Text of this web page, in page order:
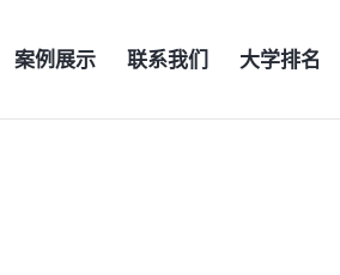
案例展示 联系我们 大学排名